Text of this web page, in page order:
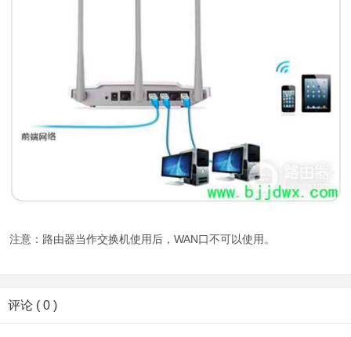
注意：路由器当作交换机使用后，WAN口不可以使用。
评论 ( 0 )